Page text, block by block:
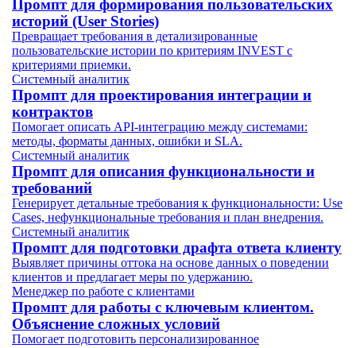
Промпт для формирования пользовательских
историй (User Stories)
Превращает требования в детализированные
пользовательские истории по критериям INVEST с
критериями приемки.
Системный аналитик
Промпт для проектирования интеграции и
контрактов
Помогает описать API-интеграцию между системами:
методы, форматы данных, ошибки и SLA.
Системный аналитик
Промпт для описания функциональности и
требований
Генерирует детальные требования к функциональности: Use
Cases, нефункциональные требования и план внедрения.
Системный аналитик
Промпт для подготовки драфта ответа клиенту
Выявляет причины оттока на основе данных о поведении
клиентов и предлагает меры по удержанию.
Менеджер по работе с клиентами
Промпт для работы с ключевым клиентом.
Объяснение сложных условий
Помогает подготовить персонализированное